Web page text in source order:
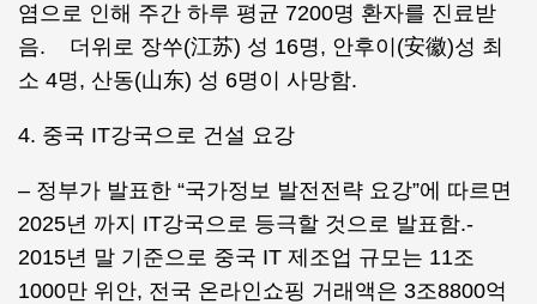
염으로 인해 주간 하루 평균 7200명 환자를 진료받
음. 더위로 장쑤(江苏) 성 16명, 안후이(安徽)성 최
소 4명, 산동(山东) 성 6명이 사망함.
4. 중국 IT강국으로 건설 요강
– 정부가 발표한 “국가정보 발전전략 요강”에 따르면
2025년 까지 IT강국으로 등극할 것으로 발표함.-
2015년 말 기준으로 중국 IT 제조업 규모는 11조
1000만 위안, 전국 온라인쇼핑 거래액은 3조8800억